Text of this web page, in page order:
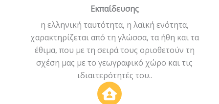
Εκπαίδευσης
η ελληνική ταυτότητα, η λαϊκή ενότητα,
χαρακτηρίζεται από τη γλώσσα, τα ήθη και τα
έθιμα, που με τη σειρά τους οριοθετούν τη
σχέση μας με το γεωγραφικό χώρο και τις
ιδιαιτερότητές του..